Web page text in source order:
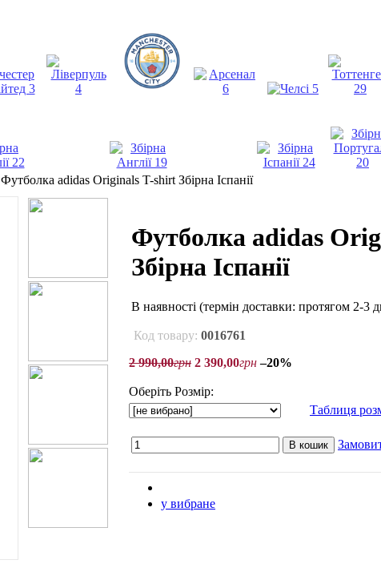
Футболка adidas Originals T-shirt Збірна Іспанії
Футболка adidas
Збірна Іспанії
В наявності (термін доставки: протягом 2-3
Код товару: 0016761
2 990,00грн 2 390,00грн –20%
Оберіть Розмір:
Таблиця
В кошик
у вибране